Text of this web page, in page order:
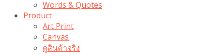
Words & Quotes
Product
Art Print
Canvas
ดูสินค้าจริง